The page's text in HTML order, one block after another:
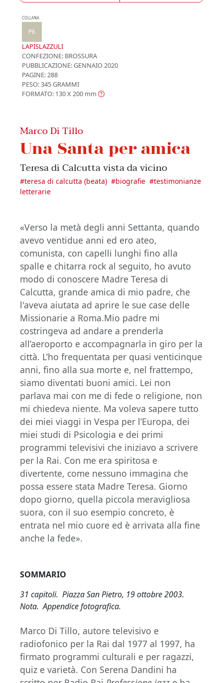
COLLANA
P6
LAPISLAZZULI
CONFEZIONE: BROSSURA
PUBBLICAZIONE:GENNAIO 2020
PAGINE: 288
PESO: 345 GRAMMI
FORMATO: 130 X 200 mm
Marco Di Tillo
Una Santa per amica
Teresa di Calcutta vista da vicino
#teresa di calcutta (beata) #biografie #testimonianze
letterarie
«Verso la metà degli anni Settanta, quando
avevo ventidue anni ed ero ateo,
comunista, con capelli lunghi fino alla
spalle e chitarra rock al seguito, ho avuto
modo di conoscere Madre Teresa di
Calcutta, grande amica di mio padre, che
l'aveva aiutata ad aprire le sue case delle
Missionarie a Roma.Mio padre mi
costringeva ad andare a prenderla
all’aeroporto e accompagnarla in giro per la
città. L’ho frequentata per quasi venticinque
anni, fino alla sua morte e, nel frattempo,
siamo diventati buoni amici. Lei non
parlava mai con me di fede o religione, non
mi chiedeva niente. Ma voleva sapere tutto
dei miei viaggi in Vespa per l’Europa, dei
miei studi di Psicologia e dei primi
programmi televisivi che iniziavo a scrivere
per la Rai. Con me era spiritosa e
divertente, come nessuno immagina che
possa essere stata Madre Teresa. Giorno
dopo giorno, quella piccola meravigliosa
suora, con il suo esempio concreto, è
entrata nel mio cuore ed è arrivata alla fine
anche la fede».
SOMMARIO
31 capitoli. Piazza San Pietro, 19 ottobre 2003.
Nota. Appendice fotografica.
Marco Di Tillo, autore televisivo e
radiofonico per la Rai dal 1977 al 1997, ha
firmato programmi culturali e per ragazzi,
quiz e varietà. Con Serena Dandini ha